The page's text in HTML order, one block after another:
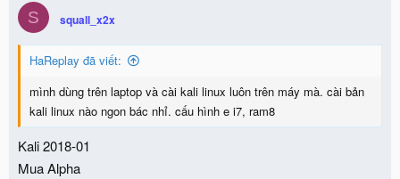
S squall_x2x
HaReplay đã viết:
mình dùng trên laptop và cài kali linux luôn trên máy mà. cài bản
kali linux nào ngon bác nhỉ. cấu hình e i7, ram8
Kali 2018-01
Mua Alpha